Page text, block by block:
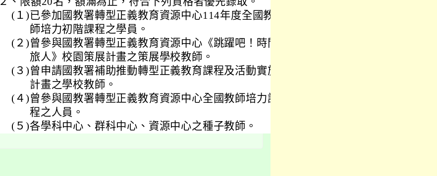
(１)已參加國教署轉型正義教育資源中心114年度全國教
師培力初階課程之學員。
(２)曾參與國教署轉型正義教育資源中心《跳躍吧！時間
旅人》校園策展計畫之策展學校教師。
(３)曾申請國教署補助推動轉型正義教育課程及活動實施
計畫之學校教師。
(４)曾參與國教署轉型正義教育資源中心全國教師培力課
程之人員。
(５)各學科中心、群科中心、資源中心之種子教師。